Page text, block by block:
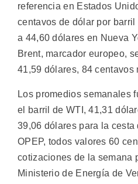
referencia en Estados
centavos de dólar por
a 44,60 dólares en Nueva
Brent, marcador europeo,
41,59 dólares, 84 centavos
Los promedios semanales
el barril de WTI, 41,31
39,06 dólares para la cesta
OPEP, todos valores 60
cotizaciones de la semana
Ministerio de Energía de